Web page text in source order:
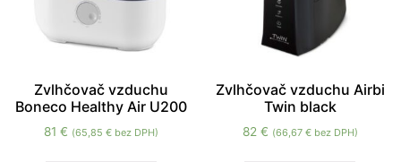
Zvlhčovač vzduchu
Boneco Healthy Air U200
81 € (65,85 €bez DPH)
Zvlhčovač vzduchu Airbi
Twin black
82 € (66,67 €bez DPH)
potrebné pre
fungovanie
webovej
Štatistiky
Aby sme